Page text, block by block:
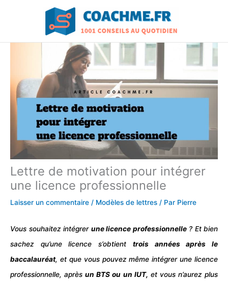
Lettre de motivation pour intégrer
une licence professionnelle
Laisser un commentaire / Modèles de lettres / Par Pierre
Vous souhaitez intégrer une licence professionnelle? Et bien
sachez qu’une licence s’obtient trois années après le
baccalauréat, et que vous pouvez même intégrer une licence
professionnelle, aprèsun BTS ou un IUT, et vous n’aurez plus